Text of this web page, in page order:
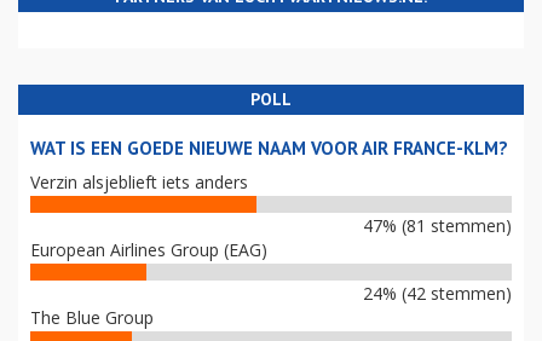
POLL
WAT IS EEN GOEDE NIEUWE NAAM VOOR AIR FRANCE-KLM?
Verzin alsjeblieft iets anders
47% (81 stemmen)
European Airlines Group (EAG)
24% (42 stemmen)
The Blue Group